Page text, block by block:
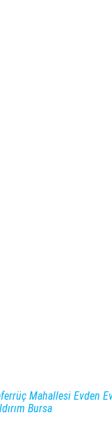
Mahallesi Evden
Bursa